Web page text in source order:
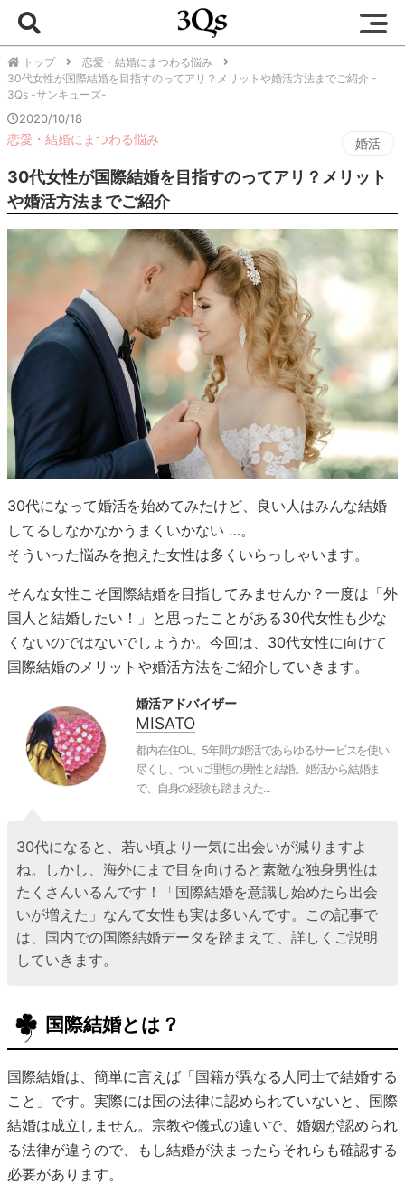
トップ
恋愛・結婚にまつわる悩み
30代女性が国際結婚を目指すのってアリ？メリットや婚活方法までご紹介 -
3Qs -サンキューズ-
2020/10/18
恋愛・結婚にまつわる悩み 婚活
30代女性が国際結婚を目指すのってアリ？メリット
や婚活方法までご紹介
30代になって婚活を始めてみたけど、良い人はみんな結婚
してるしなかなかうまくいかない …。
そういった悩みを抱えた女性は多くいらっしゃいます。
そんな女性こそ国際結婚を目指してみませんか？一度は「外
国人と結婚したい！」と思ったことがある30代女性も少な
くないのではないでしょうか。今回は、30代女性に向けて
国際結婚のメリットや婚活方法をご紹介していきます。
婚活アドバイザー
MISATO
都内在住OL。5年間の婚活であらゆるサービスを使い
尽くし、ついに理想の男性と結婚。婚活から結婚ま
で、自身の経験も踏まえた...
30代になると、若い頃より一気に出会いが減りますよ
ね。しかし、海外にまで目を向けると素敵な独身男性は
たくさんいるんです！「国際結婚を意識し始めたら出会
いが増えた」なんて女性も実は多いんです。この記事で
は、国内での国際結婚データを踏まえて、詳しくご説明
していきます。
国際結婚とは？
国際結婚は、簡単に言えば「国籍が異なる人同士で結婚する
こと」です。実際には国の法律に認められていないと、国際
結婚は成立しません。宗教や儀式の違いで、婚姻が認められ
る法律が違うので、もし結婚が決まったらそれらも確認する
必要があります。